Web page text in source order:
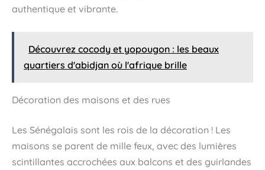
authentique et vibrante.
Découvrez cocody et yopougon : les beaux
quartiers d'abidjan où l'afrique brille
Décoration des maisons et des rues
Les Sénégalais sont les rois de la décoration ! Les
maisons se parent de mille feux, avec des lumières
scintillantes accrochées aux balcons et des guirlandes